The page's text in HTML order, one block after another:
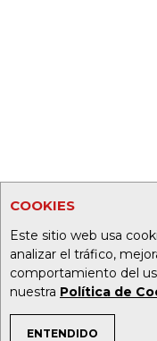
COOKIES
Este sitio web usa
analizar el tráfico,
comportamiento del
nuestra Política de
ENTENDIDO